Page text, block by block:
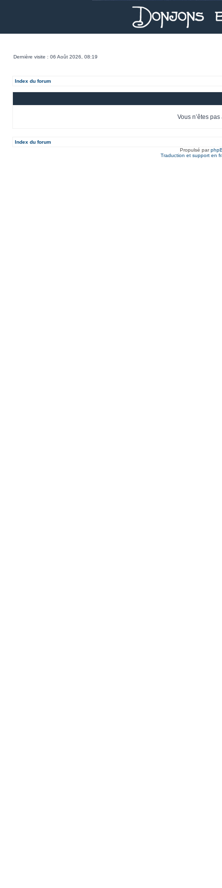
Dernière visite : 06 Août 2026, 08:19
Index du forum
Vous n’êtes
Index du forum
Propulsé par
Traduction et support en